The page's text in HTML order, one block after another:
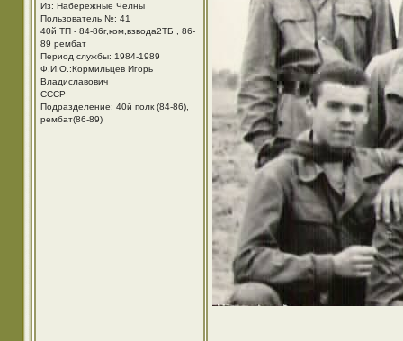
Из: Набережные Челны
Пользователь №: 41
40й ТП - 84-86г,ком,взвода2ТБ , 86-
89 рембат
Период службы: 1984-1989
Ф.И.О.:Кормильцев Игорь
Владиславович
СССР
Подразделение: 40й полк (84-86),
рембат(86-89)